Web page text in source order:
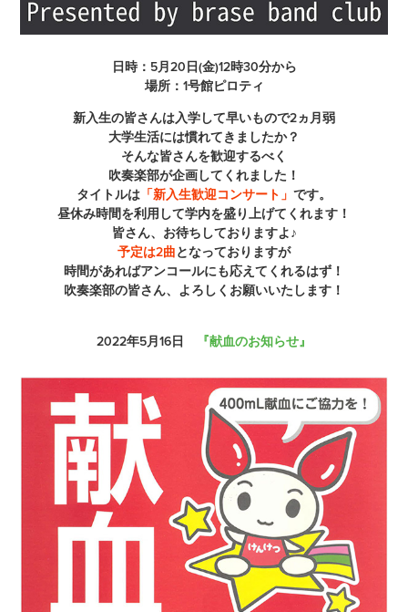
日時：5月20日(金)12時30分から
場所：1号館ピロティ
新入生の皆さんは入学して早いもので2ヵ月弱
大学生活には慣れてきましたか？
そんな皆さんを歓迎するべく
吹奏楽部が企画してくれました！
タイトルは 「新入生歓迎コンサート」 です。
昼休み時間を利用して学内を盛り上げてくれます！
皆さん、お待ちしておりますよ♪
予定は2曲となっておりますが
時間があればアンコールにも応えてくれるはず！
吹奏楽部の皆さん、よろしくお願いいたします！
2022年5月16日 『献血のお知らせ』